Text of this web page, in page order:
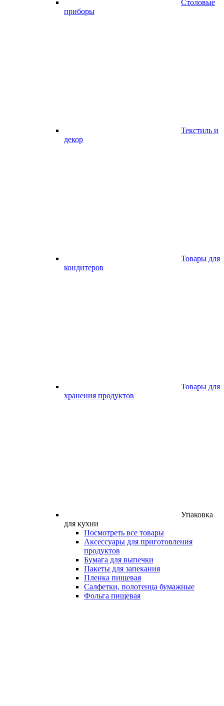
Столовые
приборы
Текстиль и
декор
Товары для
кондитеров
Товары для
хранения продуктов
Упаковка
для кухни
Посмотреть все товары
Аксессуары для приготовления
продуктов
Бумага для выпечки
Пакеты для запекания
Пленка пищевая
Салфетки, полотенца бумажные
Фольга пищевая